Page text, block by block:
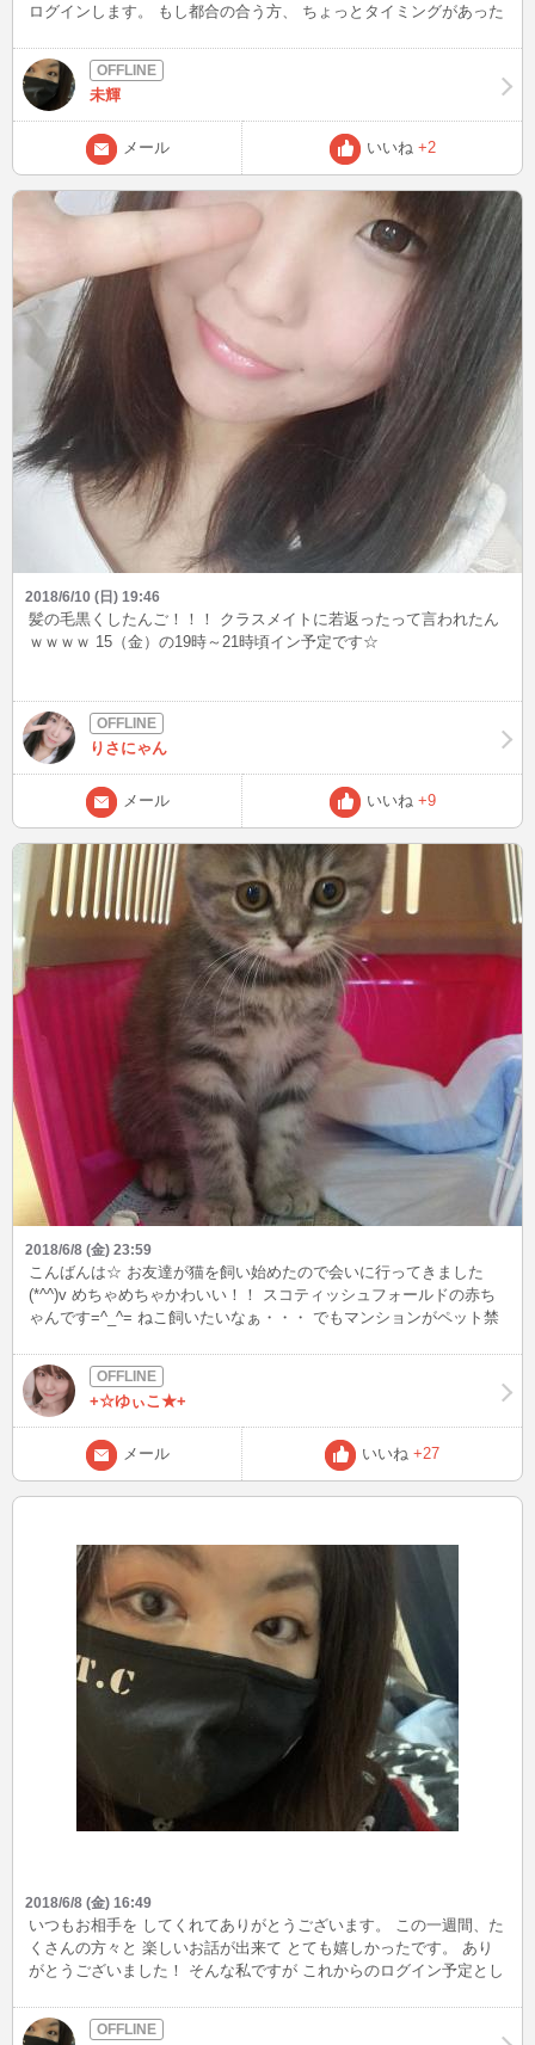
ログインします。 もし都合の合う方、 ちょっとタイミングがあった
を 楽しみに待ってます(^^) 昨日お友達と遊びに行ってきました！ お
昼は王将！ おいしかったぁ(๑•ω•๑)♡ 今度はいつ会えるかなー？？
未輝
メール いいね +2
2018/6/10 (日) 19:46
髪の毛黒くしたんご！！！ クラスメイトに若返ったって言われたん
ｗｗｗｗ 15（金）の19時～21時頃イン予定です☆
りさにゃん
メール いいね +9
2018/6/8 (金) 23:59
こんばんは☆ お友達が猫を飼い始めたので会いに行ってきました
(*^^)v めちゃめちゃかわいい！！ スコティッシュフォールドの赤ち
ゃんです=^_^= ねこ飼いたいなぁ・・・ でもマンションがペット禁
+☆ゆぃこ★+
メール いいね +27
2018/6/8 (金) 16:49
いつもお相手を してくれてありがとうございます。 この一週間、た
くさんの方々と 楽しいお話が出来て とても嬉しかったです。 あり
がとうございました！ そんな私ですが これからのログイン予定とし
※来週の火曜日は予定ありのため ログインできません。 また、ログ
イン中のメール確認は 30分ごとに確認しておりますが 返信が大幅に